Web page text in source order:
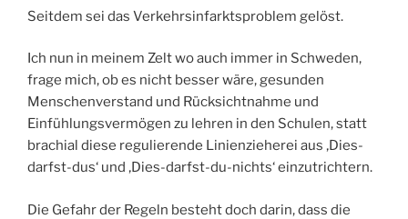
Seitdem sei das Verkehrsinfarktsproblem gelöst.
Ich nun in meinem Zelt wo auch immer in Schweden,
frage mich, ob es nicht besser wäre, gesunden
Menschenverstand und Rücksichtnahme und
Einfühlungsvermögen zu lehren in den Schulen, statt
brachial diese regulierende Linienzieherei aus ‚Dies-
darfst-dus‘ und ‚Dies-darfst-du-nichts‘ einzutrichtern.
Die Gefahr der Regeln besteht doch darin, dass die